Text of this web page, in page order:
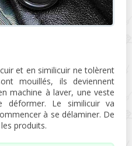
et en similicuir ne tolèrent
mouillés, ils deviennent
machine à laver, une veste
Le similicuir va
à se délaminer. De
produits.